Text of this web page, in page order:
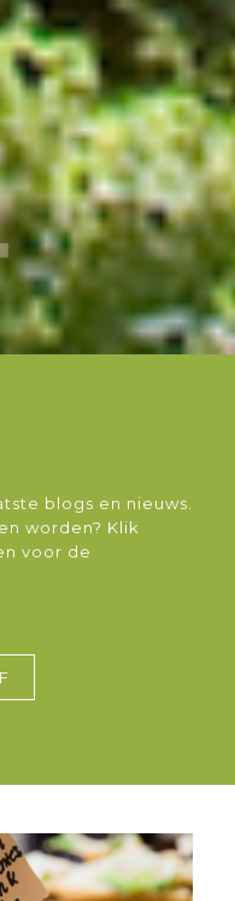
blogs en nieuws.
worden? Klik
voor de